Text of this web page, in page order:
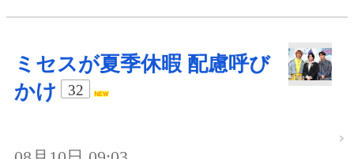
ミセスが夏季休暇 配慮呼び
かけ
32